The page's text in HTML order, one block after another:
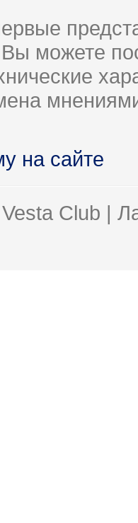
Вы можете
на сайте
Club |